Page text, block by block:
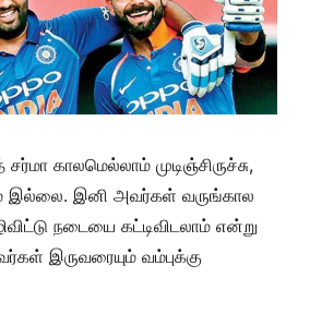
காலமெல்லாம் முடிஞ்சிருச்சு,
இல்லை. இனி அவர்கள் வருங்கால
நடையை கட்டிவிடலாம் என்று
இருவரையும் வம்புக்கு